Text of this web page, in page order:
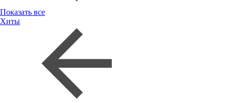
Показать все
Хиты